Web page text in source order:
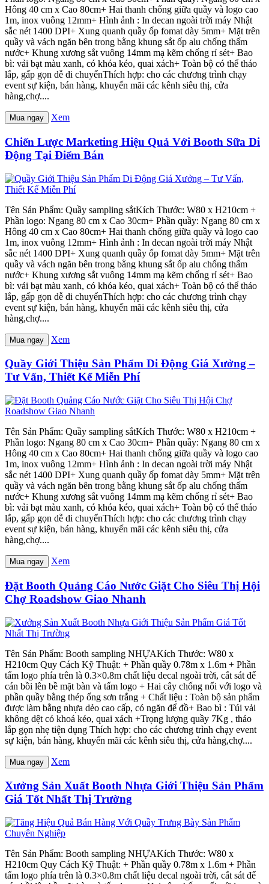
Hông 40 cm x Cao 80cm+ Hai thanh chống giữa quầy và logo cao
1m, inox vuông 12mm+ Hình ảnh : In decan ngoài trời máy Nhật
sắc nét 1400 DPI+ Xung quanh quầy ốp fomat dày 5mm+ Mặt trên
quầy và vách ngăn bên trong bằng khung sắt ốp alu chống thấm
nước+ Khung xương sắt vuông 14mm mạ kẽm chống rỉ sét+ Bao
bì: vải bạt màu xanh, có khóa kéo, quai xách+ Toàn bộ có thể tháo
lắp, gấp gọn dễ di chuyểnThích hợp: cho các chương trình chạy
event sự kiện, bán hàng, khuyến mãi các kênh siêu thị, cửa
hàng,chợ....
Mua ngay Xem
Chiến Lược Marketing Hiệu Quả Với Booth Sữa Di
Động Tại Điểm Bán
Tên Sản Phẩm: Quầy sampling sắtKích Thước: W80 x H210cm +
Phần logo: Ngang 80 cm x Cao 30cm+ Phần quầy: Ngang 80 cm x
Hông 40 cm x Cao 80cm+ Hai thanh chống giữa quầy và logo cao
1m, inox vuông 12mm+ Hình ảnh : In decan ngoài trời máy Nhật
sắc nét 1400 DPI+ Xung quanh quầy ốp fomat dày 5mm+ Mặt trên
quầy và vách ngăn bên trong bằng khung sắt ốp alu chống thấm
nước+ Khung xương sắt vuông 14mm mạ kẽm chống rỉ sét+ Bao
bì: vải bạt màu xanh, có khóa kéo, quai xách+ Toàn bộ có thể tháo
lắp, gấp gọn dễ di chuyểnThích hợp: cho các chương trình chạy
event sự kiện, bán hàng, khuyến mãi các kênh siêu thị, cửa
hàng,chợ....
Mua ngay Xem
Quầy Giới Thiệu Sản Phẩm Di Động Giá Xưởng –
Tư Vấn, Thiết Kế Miễn Phí
Tên Sản Phẩm: Quầy sampling sắtKích Thước: W80 x H210cm +
Phần logo: Ngang 80 cm x Cao 30cm+ Phần quầy: Ngang 80 cm x
Hông 40 cm x Cao 80cm+ Hai thanh chống giữa quầy và logo cao
1m, inox vuông 12mm+ Hình ảnh : In decan ngoài trời máy Nhật
sắc nét 1400 DPI+ Xung quanh quầy ốp fomat dày 5mm+ Mặt trên
quầy và vách ngăn bên trong bằng khung sắt ốp alu chống thấm
nước+ Khung xương sắt vuông 14mm mạ kẽm chống rỉ sét+ Bao
bì: vải bạt màu xanh, có khóa kéo, quai xách+ Toàn bộ có thể tháo
lắp, gấp gọn dễ di chuyểnThích hợp: cho các chương trình chạy
event sự kiện, bán hàng, khuyến mãi các kênh siêu thị, cửa
hàng,chợ....
Mua ngay Xem
Đặt Booth Quảng Cáo Nước Giặt Cho Siêu Thị Hội
Chợ Roadshow Giao Nhanh
Tên Sản Phẩm: Booth sampling NHỰAKích Thước: W80 x
H210cm Quy Cách Kỹ Thuật: + Phần quầy 0.78m x 1.6m + Phần
tấm logo phía trên là 0.3×0.8m chất liệu decal ngoài trời, cắt sát để
cán bồi lên bề mặt bàn và tấm logo + Hai cây chống nối với logo và
phần quầy bằng thép ống sơn trắng + Chất liệu : Toàn bộ sản phẩm
được làm bằng nhựa dẻo cao cấp, có ngăn để đồ+ Bao bì : Túi vải
không dệt có khoá kéo, quai xách +Trọng lượng quầy 7Kg , tháo
lắp gọn nhẹ tiện dụng Thích hợp: cho các chương trình chạy event
sự kiện, bán hàng, khuyến mãi các kênh siêu thị, cửa hàng,chợ....
Mua ngay Xem
Xưởng Sản Xuất Booth Nhựa Giới Thiệu Sản Phẩm
Giá Tốt Nhất Thị Trường
Tên Sản Phẩm: Booth sampling NHỰAKích Thước: W80 x
H210cm Quy Cách Kỹ Thuật: + Phần quầy 0.78m x 1.6m + Phần
tấm logo phía trên là 0.3×0.8m chất liệu decal ngoài trời, cắt sát để